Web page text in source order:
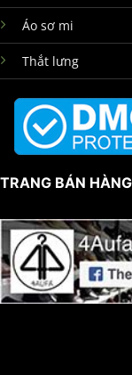
Áo sơ mi
Thắt lưng
TRANG BÁN HÀNG